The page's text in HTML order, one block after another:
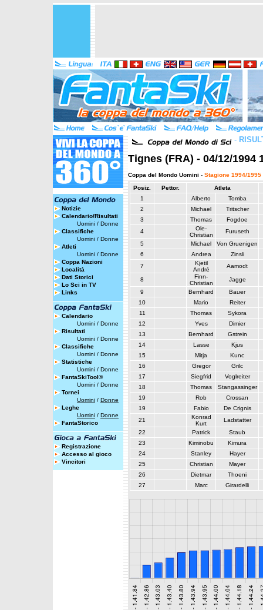
Notizie
Calendario/Risultati
Uomini / Donne
Classifiche
Uomini / Donne
Atleti
Uomini / Donne
Coppa Nazioni
Località
Dati Storici
Lo Sci in TV
Links
Calendario
Uomini / Donne
Risultati
Uomini / Donne
Classifiche
Uomini / Donne
Statistiche
Uomini / Donne
FantaSkiTool®
Uomini / Donne
Tornei
Uomini / Donne
Leghe
Uomini / Donne
FantaStorico
Registrazione
Accesso al gioco
Vincitori
-
Tignes (FRA) - 04/12/1994
Coppa del Mondo Uomini - Stagione 1994/1995
Posiz. Pettor.
Atleta
1
Alberto
Tomba
2
Michael
Tritscher
3
Thomas
Fogdoe
4
Ole-
Christian
Furuseth
5
Michael
Von Gruenigen
6
Andrea
Zinsli
7
Kjetil
André
Aamodt
8
Finn-
Christian
Jagge
9
Bernhard
Bauer
10
Mario
Reiter
11
Thomas
Sykora
12
Yves
Dimier
13
Bernhard
Gstrein
14
Lasse
Kjus
15
Mitja
Kunc
16
Gregor
Grilc
17
Siegfrid
Voglreiter
18
Thomas
Stangassinger
19
Rob
Crossan
19
Fabio
De Crignis
21
Konrad
Kurt
Ladstatter
22
Patrick
Staub
23
Kiminobu
Kimura
24
Stanley
Hayer
25
Christian
Mayer
26
Dietmar
Thoeni
27
Marc Girardelli